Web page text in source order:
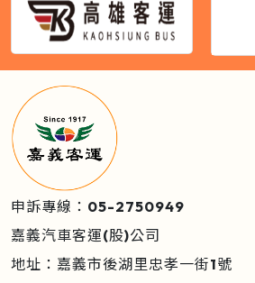
申訴專線：05-2750949
嘉義汽車客運(股)公司
地址：嘉義市後湖里忠孝一街1號